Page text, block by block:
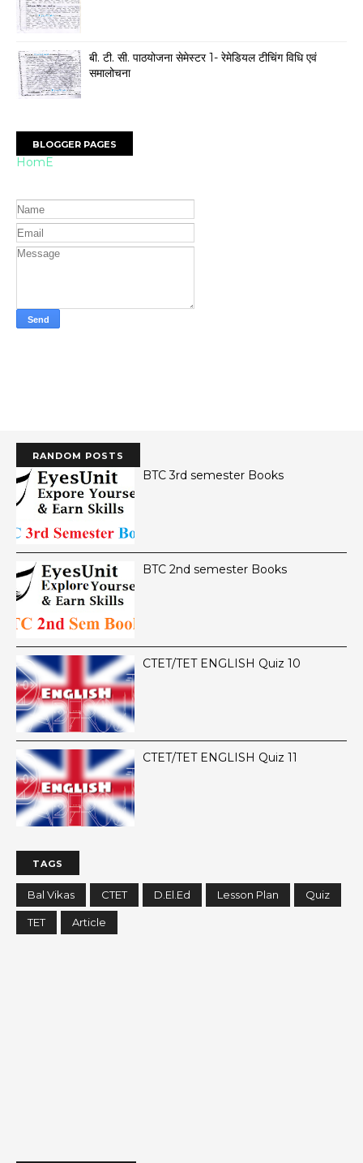
बी. टी. सी. पाठयोजना सेमेस्टर 1- रेमेडियल टीचिंग विधि एवं
समालोचना
BLOGGER PAGES
HomE
RANDOM POSTS
BTC 3rd semester Books
BTC 2nd semester Books
CTET/TET ENGLISH Quiz 10
CTET/TET ENGLISH Quiz 11
TAGS
Bal Vikas CTET D.El.Ed Lesson Plan Quiz
TET Article